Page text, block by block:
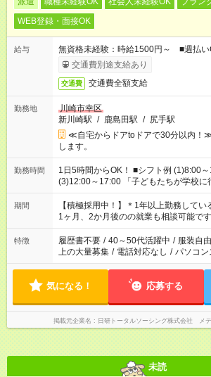
WEB登録・面接OK
給与
無資格未経験：時給1500円～ ■週払
交通費別途支給あり
交通費 交通費全額支給
勤務地
川崎市幸区
新川崎駅 / 鹿島田駅 / 尻手駅
≪自宅からドアtoドアで30分以内！
します。
勤務時間
1日5時間からOK！ ■シフト例 (1)8:00～13:00 (2)10:00～15:00
(3)12:00～17:00 「子どもたちが学校に行く間だけ働きたい」
「余裕を持って夕飯の準備がしたい」
はプライベートの時間にしたい」 など
いね。 ※Wワーク希望の方へ 今ご覧のお仕事で希望する勤務時
間と、もう1つのお仕事の勤務時間。
場合は応募できません。
期間
【積極採用中！】＊1年以上勤務して
1ヶ月、2か月後のの就業も相談可能です
特徴 履歴書不要 / 40～50代活躍中 / 服装自由
上の大量募集 / 電話対応なし / パソコン
気になる！ 応募する
掲載元企業名 日研トータルソーシング株式会社 メ
未読